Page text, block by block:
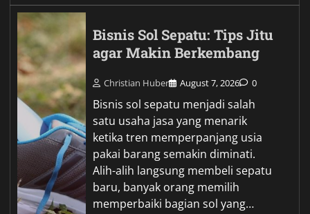
Bisnis Sol Sepatu: Tips Jitu
agar Makin Berkembang
Christian Huber August 7, 2026 0
Bisnis sol sepatu menjadi salah
satu usaha jasa yang menarik
ketika tren memperpanjang usia
pakai barang semakin diminati.
Alih-alih langsung membeli sepatu
baru, banyak orang memilih
memperbaiki bagian sol yang…